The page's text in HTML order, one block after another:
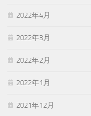
2022年4月
2022年3月
2022年2月
2022年1月
2021年12月